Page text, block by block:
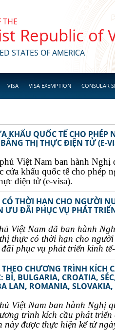
THE
Republic of
STATES OF AMERICA
VISA VISA EXEMPTION CONSULAR
KHẨU QUỐC TẾ CHO
THỊ THỰC ĐIỆN TỬ (E-
Việt Nam ban hành Nghị
cửa khẩu quốc tế cho phép
điện tử (e-visa).
THỜI HẠN CHO NGƯỜI
ĐÃI PHỤC VỤ PHÁT
Việt Nam đã ban hành
thực có thời hạn cho
phục vụ phát triển kinh
CHƯƠNG TRÌNH KÍCH
BỈ, BULGARIA, CROATIA,
LAN, ROMANIA, SLOVAKIA,
Việt Nam ban hành Nghị
trình kích cầu phát
này được thực hiện kể từ